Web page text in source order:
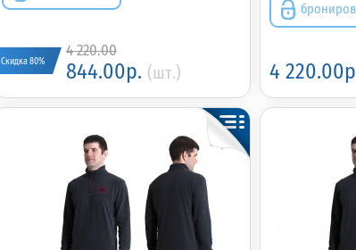
Скидка 80%
4 220.00
844.00р. (шт.) 4